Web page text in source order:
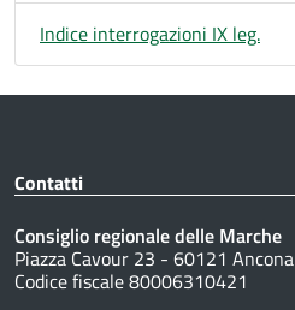
Indice interrogazioni IX leg.
Contatti
Consiglio regionale delle Marche
Piazza Cavour 23 - 60121 Ancona
Codice fiscale 80006310421